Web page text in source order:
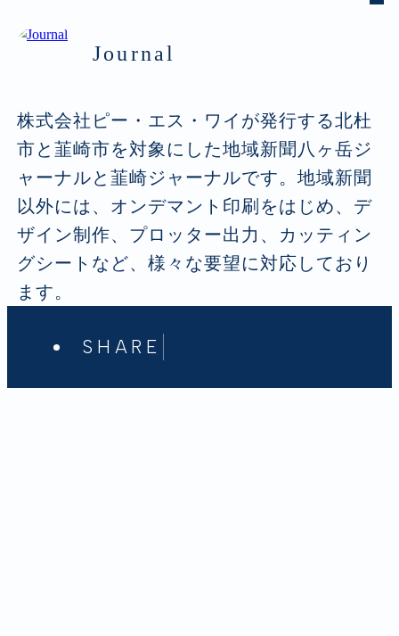
Journal
株式会社ピー・エス・ワイが発行する北杜
市と韮崎市を対象にした地域新聞八ヶ岳ジ
ャーナルと韮崎ジャーナルです。地域新聞
以外には、オンデマント印刷をはじめ、デ
ザイン制作、プロッター出力、カッティン
グシートなど、様々な要望に対応しており
ます。
SHARE